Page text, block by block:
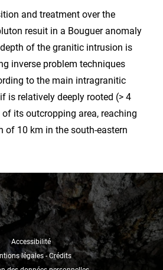
and treatment over the
resuit in a Bouguer anomaly
of the granitic intrusion is
inverse problem techniques
to the main intragranitic
is relatively deeply rooted (> 4
its outcropping area, reaching
of 10 km in the south-eastern
Accessibilité
légales - Crédits